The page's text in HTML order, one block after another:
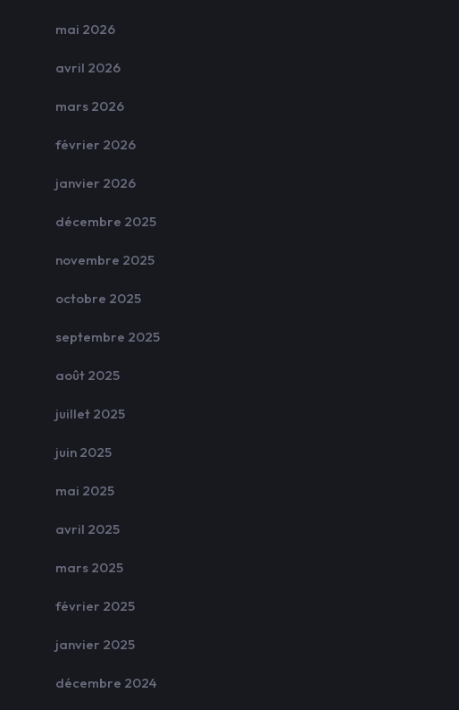
mai 2026
avril 2026
mars 2026
février 2026
janvier 2026
décembre 2025
novembre 2025
octobre 2025
septembre 2025
août 2025
juillet 2025
juin 2025
mai 2025
avril 2025
mars 2025
février 2025
janvier 2025
décembre 2024